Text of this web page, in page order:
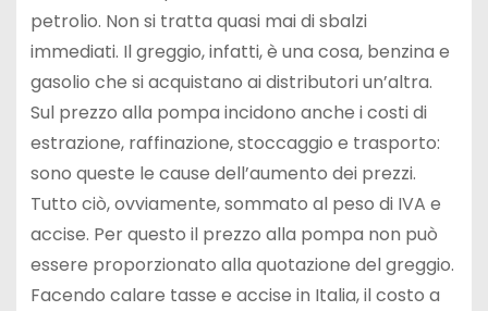
petrolio. Non si tratta quasi mai di sbalzi
immediati. Il greggio, infatti, è una cosa, benzina e
gasolio che si acquistano ai distributori un’altra.
Sul prezzo alla pompa incidono anche i costi di
estrazione, raffinazione, stoccaggio e trasporto:
sono queste le cause dell’aumento dei prezzi.
Tutto ciò, ovviamente, sommato al peso di IVA e
accise. Per questo il prezzo alla pompa non può
essere proporzionato alla quotazione del greggio.
Facendo calare tasse e accise in Italia, il costo a